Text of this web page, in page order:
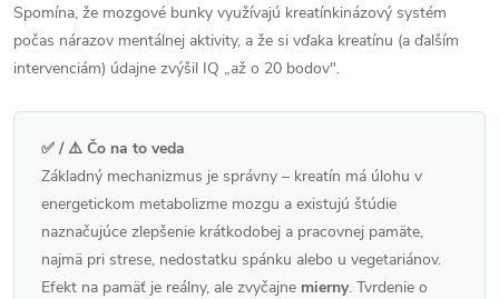
Spomína, že mozgové bunky využívajú kreatínkinázový systém
počas nárazov mentálnej aktivity, a že si vďaka kreatínu (a ďalším
intervenciám) údajne zvýšil IQ „až o 20 bodov".
✅ / ⚠️ Čo na to veda
Základný mechanizmus je správny – kreatín má úlohu v
energetickom metabolizme mozgu a existujú štúdie
naznačujúce zlepšenie krátkodobej a pracovnej pamäte,
najmä pri strese, nedostatku spánku alebo u vegetariánov.
Efekt na pamäť je reálny, ale zvyčajne mierny. Tvrdenie o